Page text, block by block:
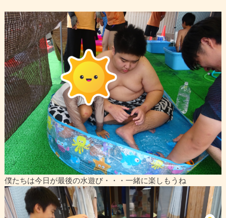
僕たちは今日が最後の水遊び・・・一緒に楽しもうね